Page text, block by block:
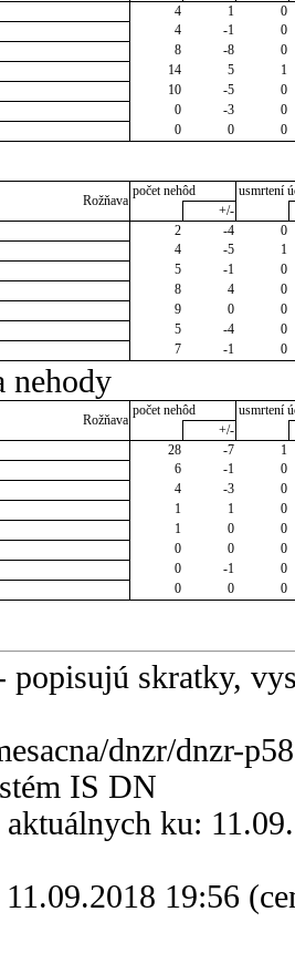
4 1
0
4 -1
0
8 -8
0
14 5
1
10 -5
0
0 -3
0
0 0 0
Rožňava
počet nehôd
usmrtení
+/-
2 -4
0
4 -5
1
5 -1
0
8 4
0
9 0
0
5 -4
0
7 -1 0
nehody
Rožňava
počet nehôd
usmrtení
+/-
28 -7
1
6 -1
0
4 -3
0
1 1
0
1 0
0
0 0
0
0 -1
0
0 0 0
popisujú skratky,
dnzr/dnzr-
IS DN
aktuálnych ku:
11.09.2018 19:56